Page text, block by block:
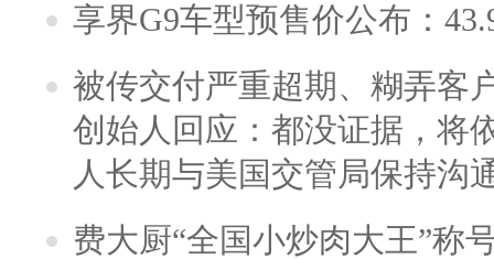
享界G9车型预售价公布：
被传交付严重超期、糊弄客
创始人回应：都没证据，将
人长期与美国交管局保持沟
费大厨“全国小炒肉大王”称